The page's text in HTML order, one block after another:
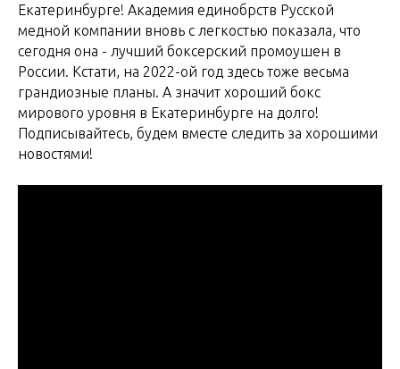
Екатеринбурге! Академия единобрств Русской
медной компании вновь с легкостью показала, что
сегодня она - лучший боксерский промоушен в
России. Кстати, на 2022-ой год здесь тоже весьма
грандиозные планы. А значит хороший бокс
мирового уровня в Екатеринбурге на долго!
Подписывайтесь, будем вместе следить за хорошими
новостями!